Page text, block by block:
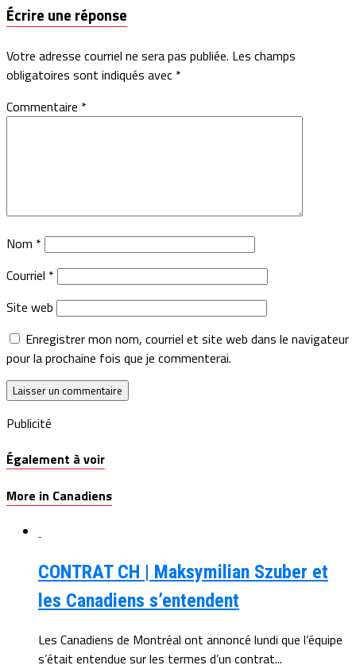
Écrire une réponse
Votre adresse courriel ne sera pas publiée. Les champs
obligatoires sont indiqués avec *
Commentaire *
Nom *
Courriel *
Site web
Enregistrer mon nom, courriel et site web dans le navigateur
pour la prochaine fois que je commenterai.
Publicité
Également à voir
More in Canadiens
CONTRAT CH | Maksymilian Szuber et
les Canadiens s’entendent
Les Canadiens de Montréal ont annoncé lundi que l’équipe
s’était entendue sur les termes d’un contrat...